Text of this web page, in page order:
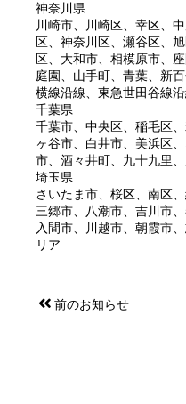
神奈川県
川崎市、川崎区、幸区、
区、神奈川区、瀬谷区、
区、大和市、相模原市、
庭園、山手町、青葉、新
横線沿線、東急世田谷線沿
千葉県
千葉市、中央区、稲毛区
ヶ谷市、白井市、美浜区
市、酒々井町、九十九里
埼玉県
さいたま市、桜区、南区
三郷市、八潮市、吉川市
入間市、川越市、朝霞市
リア
前のお知らせ